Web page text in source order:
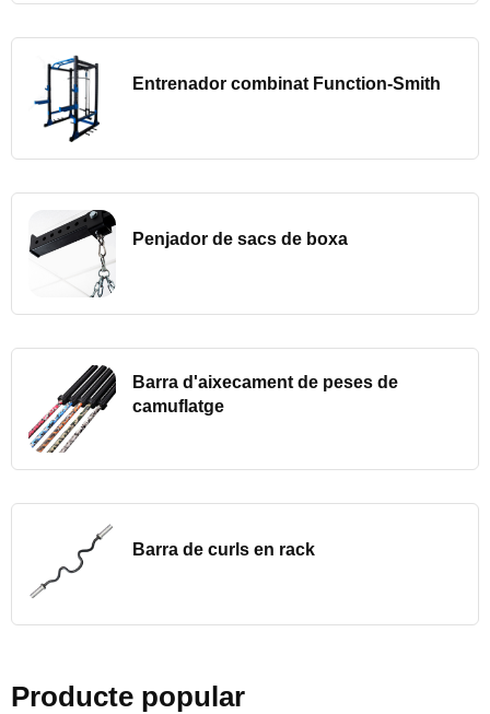
Entrenador combinat Function-Smith
Penjador de sacs de boxa
Barra d'aixecament de peses de
camuflatge
Barra de curls en rack
Producte popular